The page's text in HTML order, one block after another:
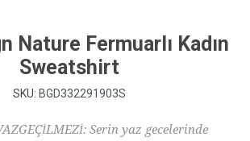
Nature Fermuarlı Kadın
Sweatshirt
SKU: BGD332291903S
Serin yaz gecelerinde